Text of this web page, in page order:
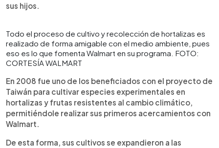
sus hijos.
Todo el proceso de cultivo y recolección de hortalizas es
realizado de forma amigable con el medio ambiente, pues
eso es lo que fomenta Walmart en su programa. FOTO:
CORTESÍA WALMART
En 2008 fue uno de los beneficiados con el proyecto de
Taiwán para cultivar especies experimentales en
hortalizas y frutas resistentes al cambio climático,
permitiéndole realizar sus primeros acercamientos con
Walmart.
De esta forma, sus cultivos se expandieron a las